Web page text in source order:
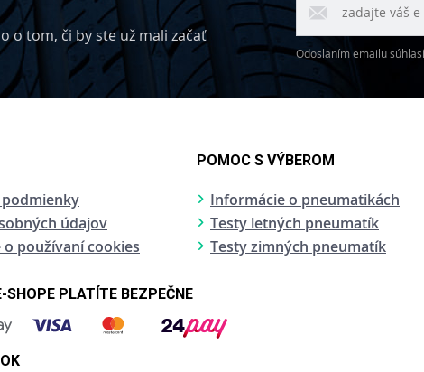
o tom, či by ste už mali začať
Odoslaním emailu
údajov
používaní cookies
POMOC S VÝBEROM
Informácie o pneumatikách
Testy letných pneumatík
Testy zimných pneumatík
SHOPE PLATÍTE BEZPEČNE